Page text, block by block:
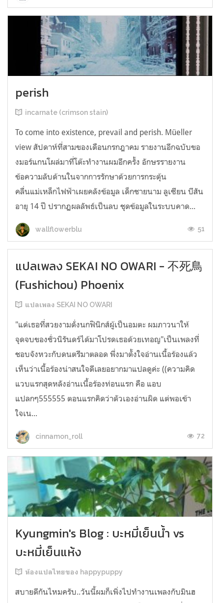
perish
incarnate (crimson stain)
To come into existence, prevail and perish. Müeller
view สัปดาห์ที่สามของเดือนกรกฎาคม รายงานอีกฉบับขอ
งมอร์แกนโผล่มาที่โต๊ะทำงานผมอีกครั้ง อักษรรายงาน
ข้อความลับด้านในจากการรักษาด้วยการกระตุ้น
คลื่นแม่เหล็กไฟฟ้าเผยคลังข้อมูล เด็กชายนาม ลูเซียน บีสัน
อายุ 14 ปี ปรากฏผลลัพธ์เป็นลบ ชุดข้อมูลในระบบคาด...
wallflowerblu 51
แปลเพลง SEKAI NO OWARI - 不死鳥
(Fushichou) Phoenix
แปลเพลง SEKAI NO OWARI
"แด่เธอที่สวยงามดั่งนกฟินิกส์ผู้เป็นอมตะ ผมภาวนาให้
จุดจบของชั่วนิรันดร์ได้มาโปรดเธอด้วยเทอญ"เป็นเพลงที่
ชอบจังหวะกับดนตรีมาตลอด พึ่งมาตั้งใจอ่านเนื้อร้องแล้ว
เห็นว่าเนื้อร้องน่าสนใจดีเลยอยากมาแปลดูค่ะ ((ความคิด
แวบแรกสุดหลังอ่านเนื้อร้องท่อนแรก คือ แอบ
แปลกๆ555555 ตอนแรกคิดว่าตัวเองอ่านผิด แต่พอเข้า
ใจเน...
cinnamon_roll 72
Kyungmin's Blog : บะหมี่เย็นน้ำ vs
บะหมี่เย็นแห้ง
ห้องแปลไทยของ happypuppy
สบายดีกันไหมครับ..วันนี้ผมก็เพิ่งไปทำงานเพลงกับมินฮ